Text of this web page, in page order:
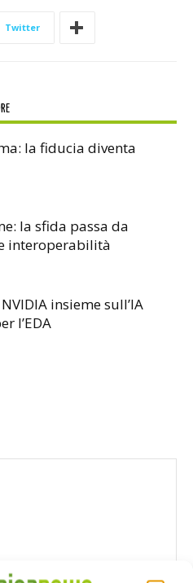
Twitter
la fiducia diventa
la sfida passa da
interoperabilità
insieme sull’IA
l’EDA